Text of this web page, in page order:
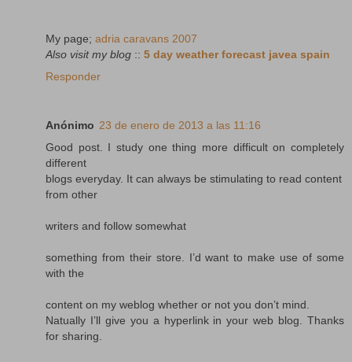
My page; adria caravans 2007
Also visit my blog :: 5 day weather forecast javea spain
Responder
Anónimo 23 de enero de 2013 a las 11:16
Good post. I study one thing more difficult on completely
different
blogs everyday. It can always be stimulating to read content
from other
writers and follow somewhat
something from their store. I’d want to make use of some
with the
content on my weblog whether or not you don’t mind.
Natually I’ll give you a hyperlink in your web blog. Thanks
for sharing.